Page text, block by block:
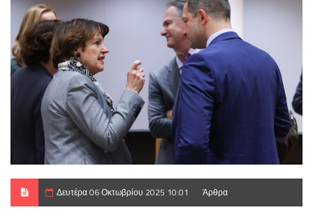
Δευτέρα 06 Οκτωβρίου 2025 10:01 Άρθρα